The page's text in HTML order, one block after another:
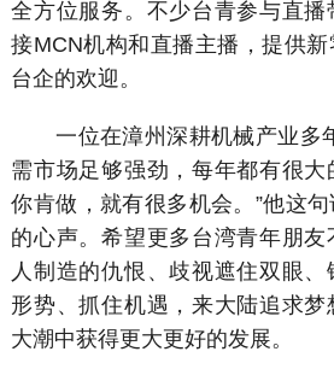
全方位服务。不少台青参与直
接MCN机构和直播主播，提供
台企的欢迎。
一位在漳州深耕机械产业多
需市场足够强劲，每年都有很
你肯做，就有很多机会。”他这
的心声。希望更多台湾青年朋友
人制造的仇恨、歧视遮住双眼
形势、抓住机遇，来大陆追求
大潮中获得更大更好的发展。